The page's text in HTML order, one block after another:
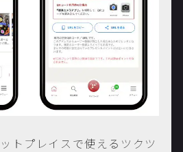
トプレイスで使えるツクツ